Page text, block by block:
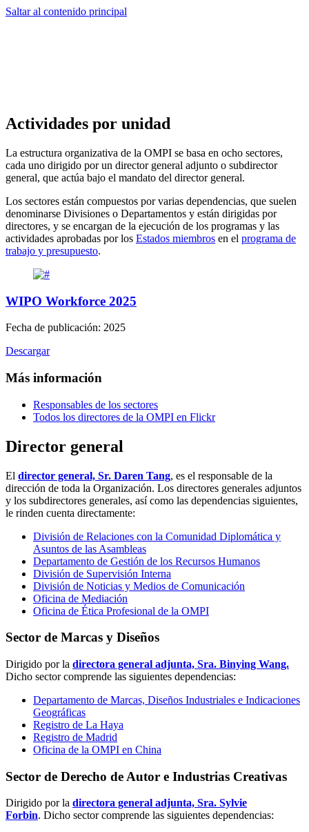
Saltar al contenido principal
Actividades por unidad
La estructura organizativa de la OMPI se basa en ocho sectores,
cada uno dirigido por un director general adjunto o subdirector
general, que actúa bajo el mandato del director general.
Los sectores están compuestos por varias dependencias, que suelen
denominarse Divisiones o Departamentos y están dirigidas por
directores, y se encargan de la ejecución de los programas y las
actividades aprobadas por los Estados miembros en el programa de
trabajo y presupuesto.
WIPO Workforce 2025
Fecha de publicación: 2025
Descargar
Más información
Responsables de los sectores
Todos los directores de la OMPI en Flickr
Director general
El director general, Sr. Daren Tang, es el responsable de la
dirección de toda la Organización. Los directores generales adjuntos
y los subdirectores generales, así como las dependencias siguientes,
le rinden cuenta directamente:
División de Relaciones con la Comunidad Diplomática y
Asuntos de las Asambleas
Departamento de Gestión de los Recursos Humanos
División de Supervisión Interna
División de Noticias y Medios de Comunicación
Oficina de Mediación
Oficina de Ética Profesional de la OMPI
Sector de Marcas y Diseños
Dirigido por la directora general adjunta, Sra. Binying Wang.
Dicho sector comprende las siguientes dependencias:
Departamento de Marcas, Diseños Industriales e Indicaciones
Geográficas
Registro de La Haya
Registro de Madrid
Oficina de la OMPI en China
Sector de Derecho de Autor e Industrias Creativas
Dirigido por la directora general adjunta, Sra. Sylvie
Forbin. Dicho sector comprende las siguientes dependencias: